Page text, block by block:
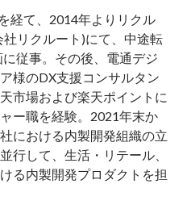
経て、2014年よりリクル
リクルート)にて、中途転
従事。その後、電通デジ
様のDX支援コンサルタン
市場および楽天ポイントに
ー職を経験。2021年末か
における内製開発組織の立
行して、生活・リテール、
る内製開発プロダクトを担